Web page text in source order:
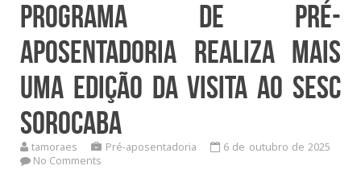
Programa de Pré-
Aposentadoria realiza mais
uma edição da visita ao SESC
Sorocaba
tamoraes Pré-aposentadoria
6 de outubro de 2025
No Comments